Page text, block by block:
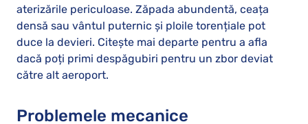
aterizările periculoase. Zăpada abundentă, ceața
densă sau vântul puternic și ploile torențiale pot
duce la devieri. Citește mai departe pentru a afla
dacă poți primi despăgubiri pentru un zbor deviat
către alt aeroport.
Problemele mecanice